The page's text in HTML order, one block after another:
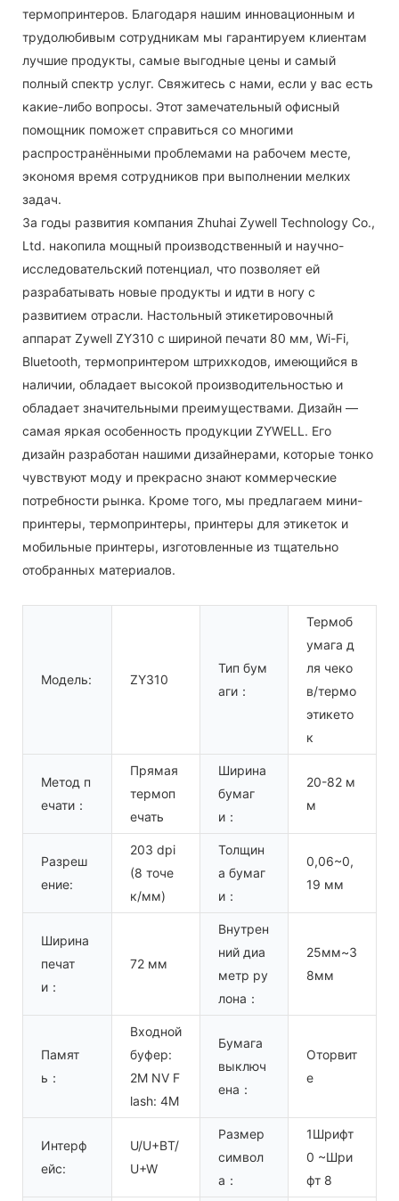
термопринтеров. Благодаря нашим инновационным и
трудолюбивым сотрудникам мы гарантируем клиентам
лучшие продукты, самые выгодные цены и самый
полный спектр услуг. Свяжитесь с нами, если у вас есть
какие-либо вопросы. Этот замечательный офисный
помощник поможет справиться со многими
распространёнными проблемами на рабочем месте,
экономя время сотрудников при выполнении мелких
задач.
За годы развития компания Zhuhai Zywell Technology Co.,
Ltd. накопила мощный производственный и научно-
исследовательский потенциал, что позволяет ей
разрабатывать новые продукты и идти в ногу с
развитием отрасли. Настольный этикетировочный
аппарат Zywell ZY310 с шириной печати 80 мм, Wi-Fi,
Bluetooth, термопринтером штрихкодов, имеющийся в
наличии, обладает высокой производительностью и
обладает значительными преимуществами. Дизайн —
самая яркая особенность продукции ZYWELL. Его
дизайн разработан нашими дизайнерами, которые тонко
чувствуют моду и прекрасно знают коммерческие
потребности рынка. Кроме того, мы предлагаем мини-
принтеры, термопринтеры, принтеры для этикеток и
мобильные принтеры, изготовленные из тщательно
отобранных материалов.
Модель: ZY310
Тип бум
аги：
Термоб
умага д
ля чеко
в/термо
этикето
к
Метод п
ечати：
Прямая
термоп
ечать
Ширина
бумаг
и：
20-82 м
м
Разреш
ение:
203 dpi
(8 точе
к/мм)
Толщин
а бумаг
и：
0,06~0,
19 мм
Ширина
печат
и：
72 мм
Внутрен
ний диа
метр ру
лона：
25мм~3
8мм
Памят
ь：
Входной
буфер:
2M NV F
lash: 4M
Бумага
выключ
ена：
Оторвит
е
Интерф
ейс:
U/U+BT/
U+W
Размер
символ
а：
1Шрифт
0 ~Шри
фт 8